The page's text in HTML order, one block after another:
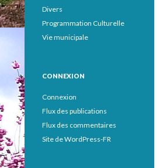
Divers
Programmation Culturelle
Vie municipale
CONNEXION
Connexion
Flux des publications
Flux des commentaires
Site de WordPress-FR